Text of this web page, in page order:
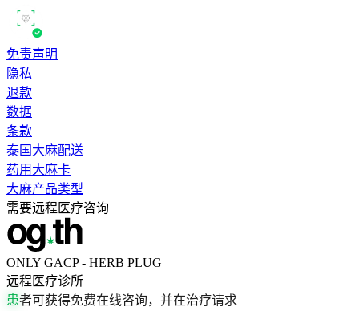
免责声明
隐私
退款
数据
条款
泰国大麻配送
药用大麻卡
大麻产品类型
需要远程医疗咨询
ONLY GACP - HERB PLUG
远程医疗诊所
患者可获得免费在线咨询， 并在治疗请求